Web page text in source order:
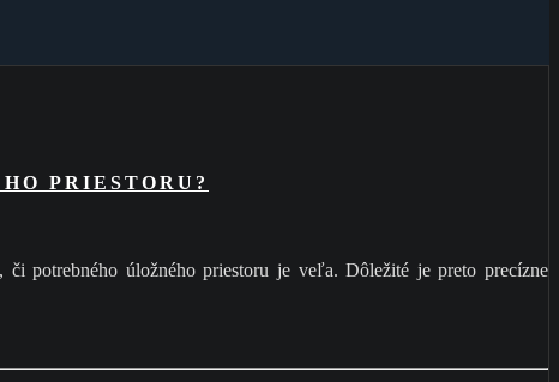
PRIESTORU?
potrebného úložného priestoru je veľa. Dôležité je preto precízne